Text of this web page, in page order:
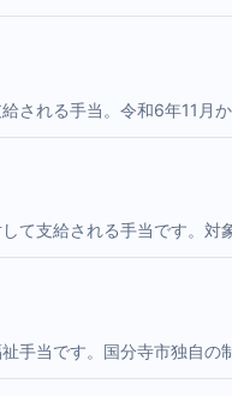
される手当。令和6年11月か
て支給される手当です。対
手当です。国分寺市独自の